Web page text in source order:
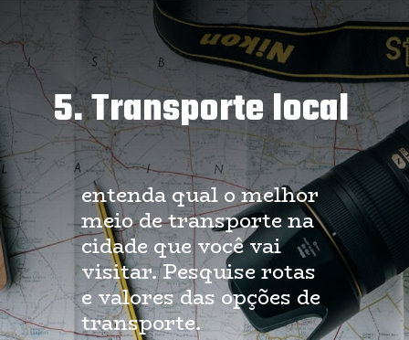
5. Transporte local
entenda qual o melhor
meio de transporte na
cidade que você vai
visitar. Pesquise rotas
e valores das opções de
transporte.